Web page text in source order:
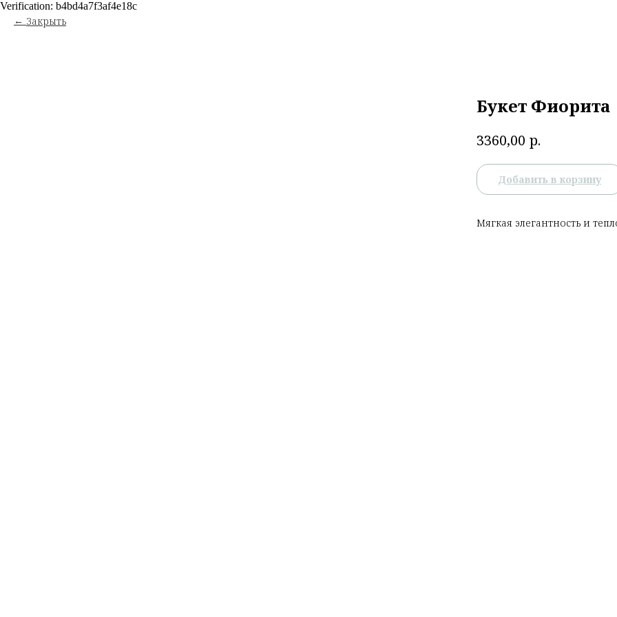
Verification: b4bd4a7f3af4e18c
Закрыть
Букет Фиорита
3360,00 р.
Добавить в корзину
Мягкая элегантность и